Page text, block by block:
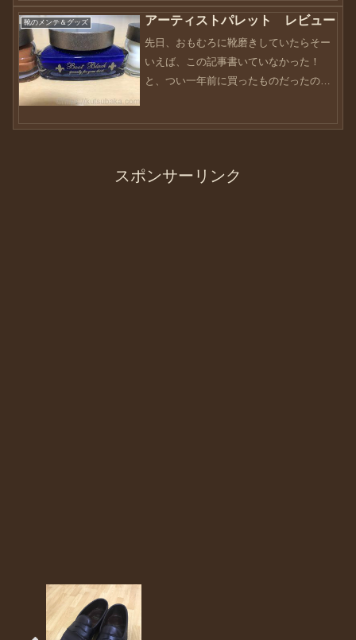
ストに刺激され...
靴のメンテ＆グッズ アーティストパレット レビュー
先日、おもむろに靴磨きしていたらそー
いえば、この記事書いていなかった！
と、つい一年前に買ったものだったのを
スポンサーリンク